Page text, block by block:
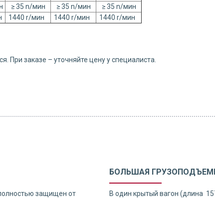
≥ 35 n/мин ≥ 35 n/мин
≥ 35 n/мин
1440 r/мин 1440 r/мин 1440 r/мин
При заказе – уточняйте цену у специалиста.
защищен от
БОЛЬШАЯ
В один крытый вагон (длина